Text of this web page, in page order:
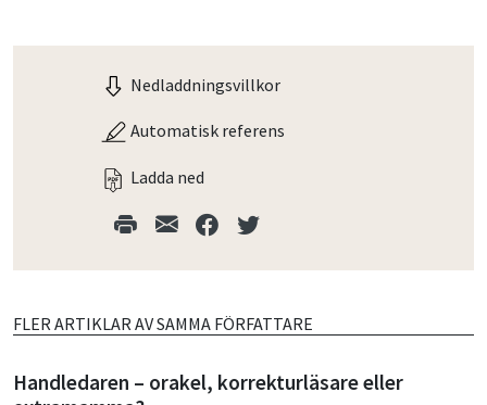
Nedladdningsvillkor
Automatisk referens
Ladda ned
FLER ARTIKLAR AV SAMMA FÖRFATTARE
Handledaren – orakel, korrekturläsare eller